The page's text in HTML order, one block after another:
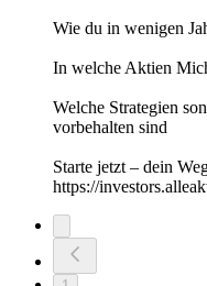
Wie du in wenigen
In welche Aktien
Welche Strategien
vorbehalten sind
Starte jetzt – dein
https://